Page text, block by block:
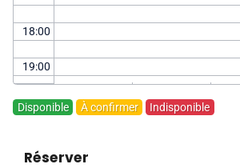
18:00
19:00
20:00
Disponible À confirmer Indisponible
Réserver